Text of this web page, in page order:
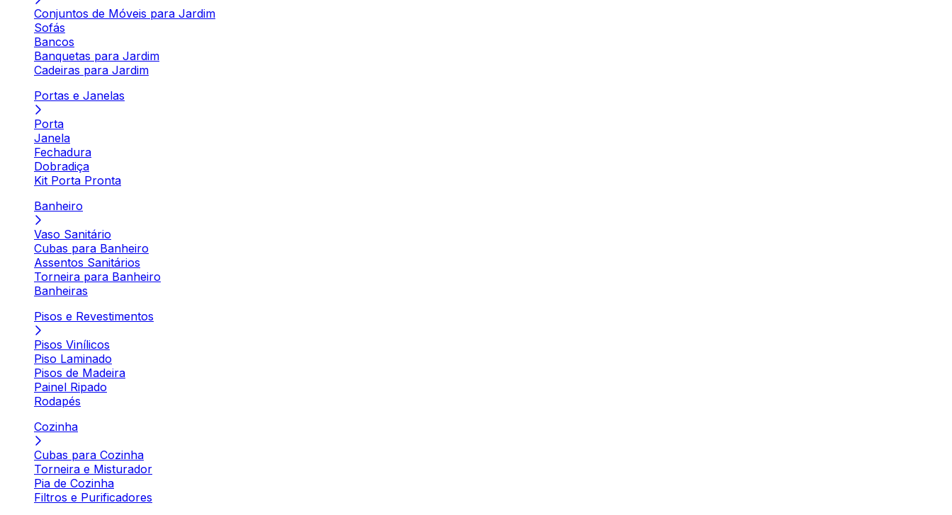
Conjuntos de Móveis para Jardim
Sofás
Bancos
Banquetas para Jardim
Cadeiras para Jardim
Portas e Janelas
Porta
Janela
Fechadura
Dobradiça
Kit Porta Pronta
Banheiro
Vaso Sanitário
Cubas para Banheiro
Assentos Sanitários
Torneira para Banheiro
Banheiras
Pisos e Revestimentos
Pisos Vinílicos
Piso Laminado
Pisos de Madeira
Painel Ripado
Rodapés
Cozinha
Cubas para Cozinha
Torneira e Misturador
Pia de Cozinha
Filtros e Purificadores